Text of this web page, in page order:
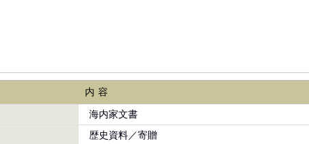
内容
海内家文書
歴史資料／寄贈